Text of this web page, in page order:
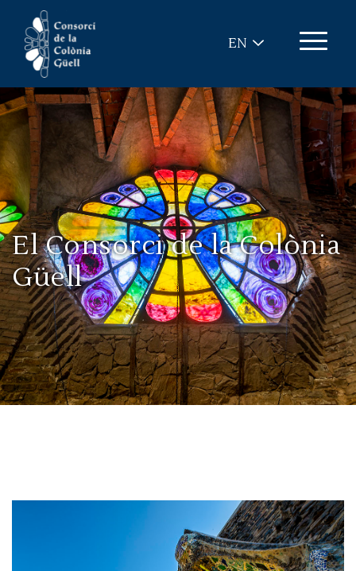
EN
El Consorci de la Colònia
Güell